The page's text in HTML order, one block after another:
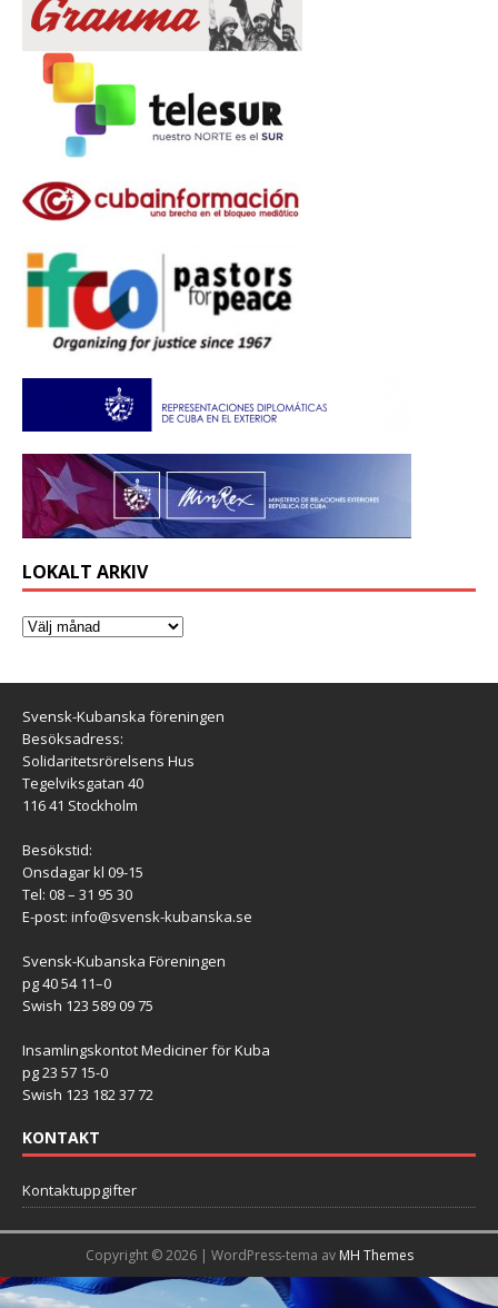
LOKALT ARKIV
Svensk-Kubanska föreningen
Besöksadress:
Solidaritetsrörelsens Hus
Tegelviksgatan 40
116 41 Stockholm
Besökstid:
Onsdagar kl 09-15
Tel: 08 – 31 95 30
E-post: info@svensk-kubanska.se
Svensk-Kubanska Föreningen
pg 40 54 11–0
Swish 123 589 09 75
Insamlingskontot Mediciner för Kuba
pg 23 57 15-0
Swish 123 182 37 72
KONTAKT
Kontaktuppgifter
Copyright © 2026 | WordPress-tema av MH Themes